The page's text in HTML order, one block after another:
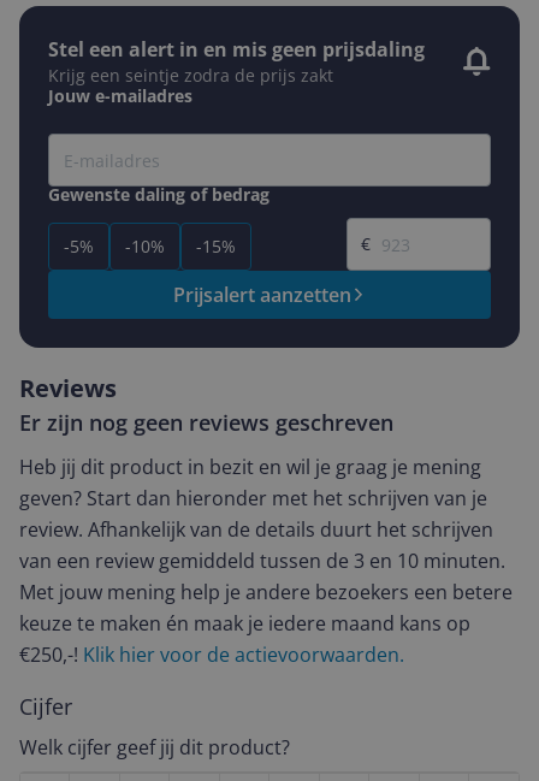
Stel een alert in en mis geen prijsdaling
Krijg een seintje zodra de prijs zakt
Jouw e-mailadres
Gewenste daling of bedrag
-5% -10% -15%
Gewenste prijs
€
Prijsalert aanzetten
Reviews
Er zijn nog geen reviews geschreven
Heb jij dit product in bezit en wil je graag je mening
geven? Start dan hieronder met het schrijven van je
review. Afhankelijk van de details duurt het schrijven
van een review gemiddeld tussen de 3 en 10 minuten.
Met jouw mening help je andere bezoekers een betere
keuze te maken én maak je iedere maand kans op
€250,-! Klik hier voor de actievoorwaarden.
Cijfer
Welk cijfer geef jij dit product?